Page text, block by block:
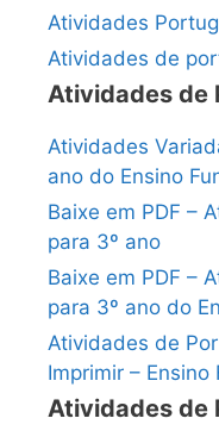
Atividades
Atividades de
Atividades de
Atividades
ano do Ensino
Baixe em PDF –
para 3º ano
Baixe em PDF –
para 3º ano do
Atividades de
Imprimir – Ensino
Atividades de